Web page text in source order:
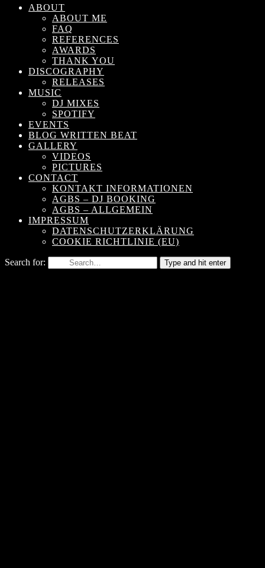
ABOUT
ABOUT ME
FAQ
REFERENCES
AWARDS
THANK YOU
DISCOGRAPHY
RELEASES
MUSIC
DJ MIXES
SPOTIFY
EVENTS
BLOG WRITTEN BEAT
GALLERY
VIDEOS
PICTURES
CONTACT
KONTAKT INFORMATIONEN
AGBS – DJ BOOKING
AGBS – ALLGEMEIN
IMPRESSUM
DATENSCHUTZERKLÄRUNG
COOKIE RICHTLINIE (EU)
Search for: Type and hit enter